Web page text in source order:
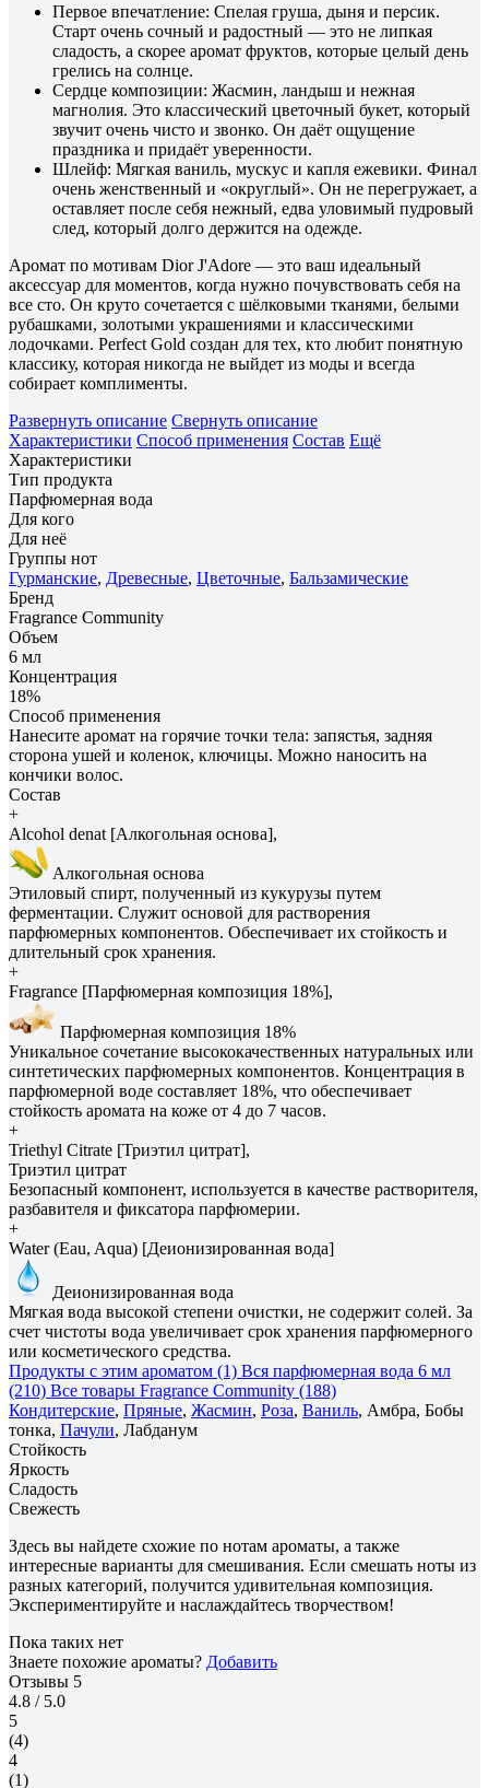
Первое впечатление: Спелая груша, дыня и персик.
Старт очень сочный и радостный — это не липкая
сладость, а скорее аромат фруктов, которые целый день
грелись на солнце.
Сердце композиции: Жасмин, ландыш и нежная
магнолия. Это классический цветочный букет, который
звучит очень чисто и звонко. Он даёт ощущение
праздника и придаёт уверенности.
Шлейф: Мягкая ваниль, мускус и капля ежевики. Финал
очень женственный и «округлый». Он не перегружает, а
оставляет после себя нежный, едва уловимый пудровый
след, который долго держится на одежде.
Аромат по мотивам Dior J'Adore — это ваш идеальный
аксессуар для моментов, когда нужно почувствовать себя на
все сто. Он круто сочетается с шёлковыми тканями, белыми
рубашками, золотыми украшениями и классическими
лодочками. Perfect Gold создан для тех, кто любит понятную
классику, которая никогда не выйдет из моды и всегда
собирает комплименты.
Развернуть описание Свернуть описание
Характеристики Способ применения Состав Ещё
Характеристики
Тип продукта
Парфюмерная вода
Для кого
Для неё
Группы нот
Гурманские, Древесные, Цветочные, Бальзамические
Бренд
Fragrance Community
Объем
6 мл
Концентрация
18%
Способ применения
Нанесите аромат на горячие точки тела: запястья, задняя
сторона ушей и коленок, ключицы. Можно наносить на
кончики волос.
Состав
+
Alcohol denat [Алкогольная основа],
Алкогольная основа
Этиловый спирт, полученный из кукурузы путем
ферментации. Служит основой для растворения
парфюмерных компонентов. Обеспечивает их стойкость и
длительный срок хранения.
+
Fragrance [Парфюмерная композиция 18%],
Парфюмерная композиция 18%
Уникальное сочетание высококачественных натуральных или
синтетических парфюмерных компонентов. Концентрация в
парфюмерной воде составляет 18%, что обеспечивает
стойкость аромата на коже от 4 до 7 часов.
+
Triethyl Citrate [Триэтил цитрат],
Триэтил цитрат
Безопасный компонент, используется в качестве растворителя,
разбавителя и фиксатора парфюмерии.
+
Water (Eau, Aqua) [Деионизированная вода]
Деионизированная вода
Мягкая вода высокой степени очистки, не содержит солей. За
счет чистоты вода увеличивает срок хранения парфюмерного
или косметического средства.
Продукты с этим ароматом (1) Вся парфюмерная вода 6 мл
(210) Все товары Fragrance Community (188)
Кондитерские, Пряные, Жасмин, Роза, Ваниль, Амбра, Бобы
тонка, Пачули, Лабданум
Стойкость
Яркость
Сладость
Свежесть
Здесь вы найдете схожие по нотам ароматы, а также
интересные варианты для смешивания. Если смешать ноты из
разных категорий, получится удивительная композиция.
Экспериментируйте и наслаждайтесь творчеством!
Пока таких нет
Знаете похожие ароматы? Добавить
Отзывы 5
4.8 / 5.0
5
(4)
4
(1)